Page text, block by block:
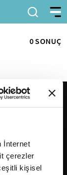
İnternet
çerezler
kişisel
0 SONUÇ